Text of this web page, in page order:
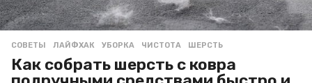
СОВЕТЫ ЛАЙФХАК ,УБОРКА ,ЧИСТОТА ,ШЕРСТЬ
Как собрать шерсть с ковра